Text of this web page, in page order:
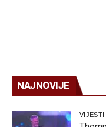
NAJNOVIJE
VIJESTI